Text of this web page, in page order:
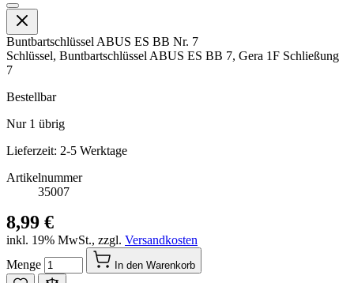
Buntbartschlüssel ABUS ES BB Nr. 7
Schlüssel, Buntbartschlüssel ABUS ES BB 7, Gera 1F Schließung
7
Bestellbar
Nur 1 übrig
Lieferzeit: 2-5 Werktage
Artikelnummer
35007
8,99 €
inkl. 19% MwSt., zzgl. Versandkosten
Menge
In den Warenkorb